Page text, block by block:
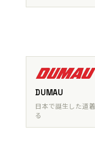
DUMAU
日本で誕生した道
る